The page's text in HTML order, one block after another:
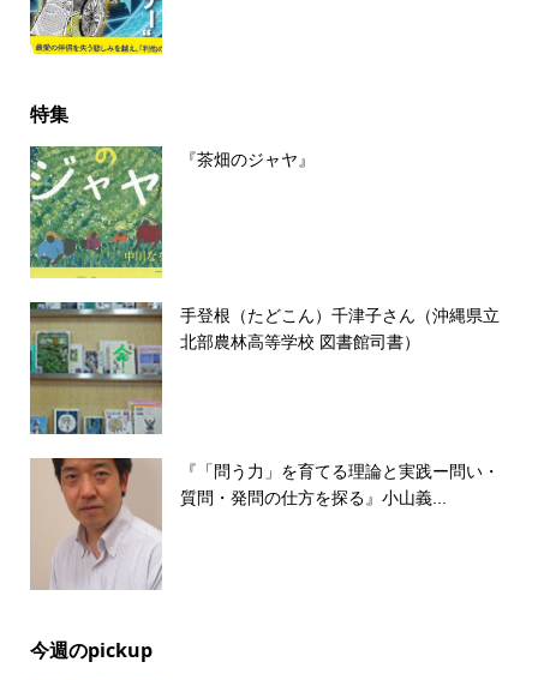
特集
『茶畑のジャヤ』
手登根（たどこん）千津子さん（沖縄県立
北部農林高等学校 図書館司書）
『「問う力」を育てる理論と実践ー問い・
質問・発問の仕方を探る』小山義...
今週のpickup